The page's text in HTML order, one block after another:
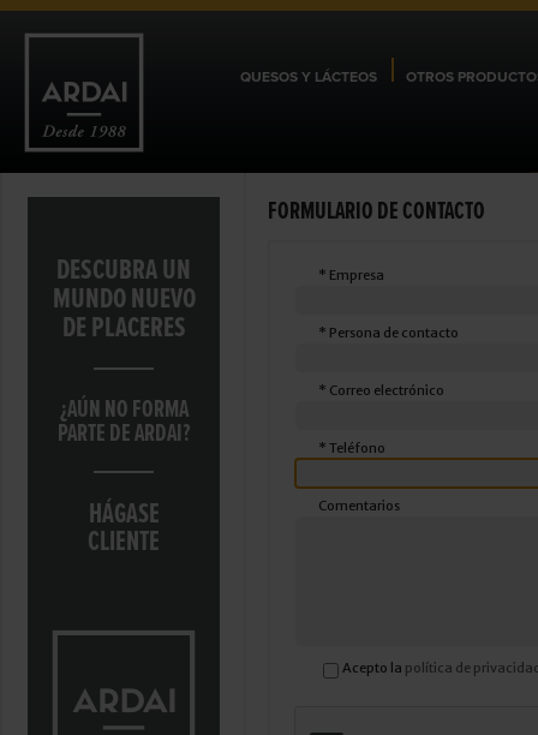
QUESOS Y LÁCTEOS OTROS
DESCUBRA UN
MUNDO NUEVO
DE PLACERES
¿AÚN NO FORMA
PARTE DE ARDAI?
HÁGASE
CLIENTE
FORMULARIO DE CONTACTO
* Empresa
* Persona de contacto
* Correo electrónico
* Teléfono
Comentarios
Acepto la política de